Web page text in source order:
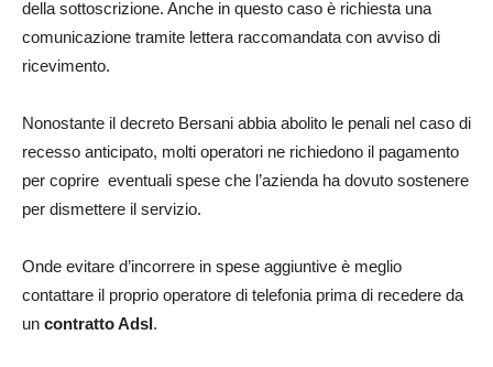
della sottoscrizione. Anche in questo caso è richiesta una
comunicazione tramite lettera raccomandata con avviso di
ricevimento.
Nonostante il decreto Bersani abbia abolito le penali nel caso di
recesso anticipato, molti operatori ne richiedono il pagamento
per coprire eventuali spese che l’azienda ha dovuto sostenere
per dismettere il servizio.
Onde evitare d’incorrere in spese aggiuntive è meglio
contattare il proprio operatore di telefonia prima di recedere da
un contratto Adsl.